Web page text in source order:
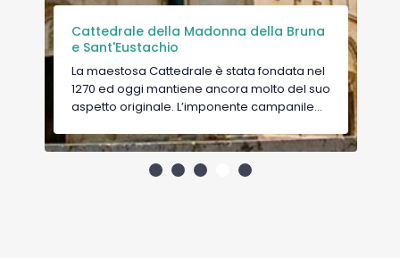
Chiesa del Purgatorio
La chiesa è stata costruita nel 1747 in stile
barocco e la parte esterna è molto
particolare. Ha decorazioni che
delle anime, viene per questo chiamata
anche la Chiesa dei Teschi. Il portale è in
legno ed è suddiviso in 36 quadranti con in